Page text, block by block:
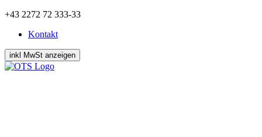
Zum
springen
+43 2272 72 333-33
Kontakt